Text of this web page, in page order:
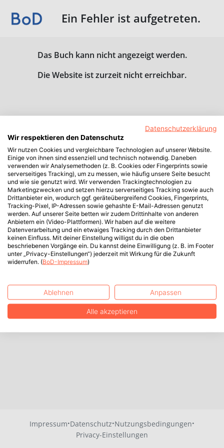
Ein Fehler ist aufgetreten.
Das Buch kann nicht angezeigt werden.
Die Website ist zurzeit nicht erreichbar.
Impressum·Datenschutz·Nutzungsbedingungen·
Privacy-Einstellungen
Datenschutzerklärung
Wir respektieren den Datenschutz
Wir nutzen Cookies und vergleichbare Technologien auf unserer Website.
Einige von ihnen sind essenziell und technisch notwendig. Daneben
verwenden wir Analysemethoden (z. B. Cookies oder Fingerprints sowie
serverseitiges Tracking), um zu messen, wie häufig unsere Seite besucht
und wie sie genutzt wird. Wir verwenden Trackingtechnologien zu
Marketingzwecken und setzen hierzu serverseitiges Tracking sowie auch
Drittanbieter ein, wodurch ggf. geräteübergreifend Cookies, Fingerprints,
Tracking-Pixel, IP-Adressen sowie gehashte E-Mail-Adressen genutzt
werden. Auf unserer Seite betten wir zudem Drittinhalte von anderen
Anbietern ein (Video-Plattformen). Wir haben auf die weitere
Datenverarbeitung und ein etwaiges Tracking durch den Drittanbieter
keinen Einfluss. Mit deiner Einstellung willigst du in die oben
beschriebenen Vorgänge ein. Du kannst deine Einwilligung (z. B. im Footer
unter „Privacy-Einstellungen“) jederzeit mit Wirkung für die Zukunft
widerrufen. (BoD-Impressum)
Ablehnen Anpassen
Alle akzeptieren